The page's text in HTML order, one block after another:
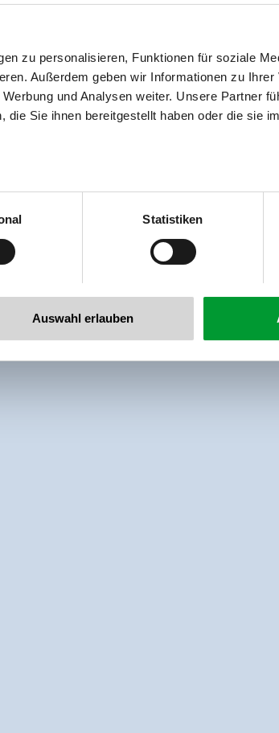
zu personalisieren, Funktionen für soziale
Außerdem geben wir Informationen zu Ihrer
und Analysen weiter. Unsere Partner
Sie ihnen bereitgestellt haben oder die sie
Statistiken
Auswahl erlauben